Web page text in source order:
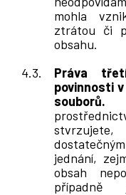
mohla
ztrátou či
obsahu.
Práva
povinnosti
souborů.
jednání,
obsah
případně